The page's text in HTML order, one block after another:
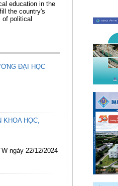
education in the
the country's
of political
ĐẠI HỌC
HỌC,
ngày 22/12/2024